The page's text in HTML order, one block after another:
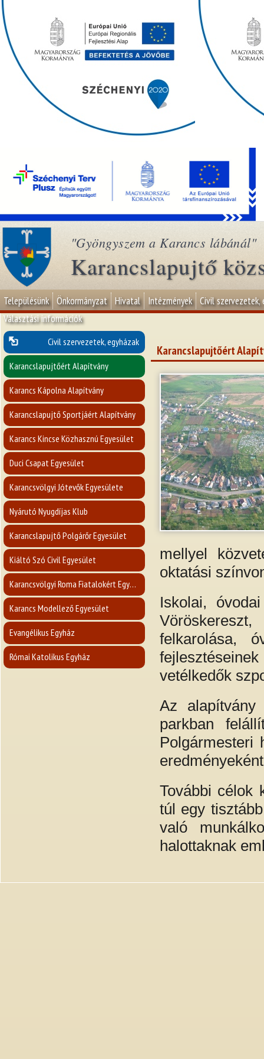
"Gyöngyszem a Karancs lábánál"
Karancslapujtő
Településünk Önkormányzat Hivatal Intézmények Civil szervezetek,
Választási információk
Civil szervezetek, egyházak
Karancslapujtőért Alapítvány
Karancs Kápolna Alapítvány
Karancslapujtő Sportjáért Alapítvány
Karancs Kincse Közhasznú Egyesület
Duci Csapat Egyesület
Karancsvölgyi Jótevők Egyesülete
Nyárutó Nyugdíjas Klub
Karancslapujtő Polgárőr Egyesület
Kiáltó Szó Civil Egyesület
Karancsvölgyi Roma Fiatalokért Egyesület
Karancs Modellező Egyesület
Evangélikus Egyház
Római Katolikus Egyház
Karancslapujtőért
mellyel
oktatási
Iskolai,
felkarolása,
vetélkedők
Az alapítvány
parkban
Polgármesteri
További célok
túl egy
való
halottaknak